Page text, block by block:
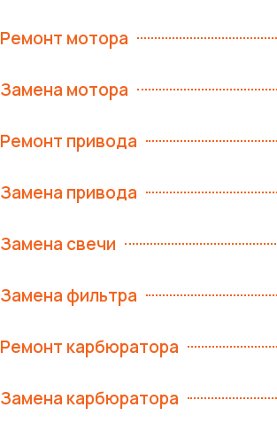
Ремонт мотора
Замена мотора
Ремонт привода
Замена привода
Замена свечи
Замена фильтра
Ремонт карбюратора
Замена карбюратора